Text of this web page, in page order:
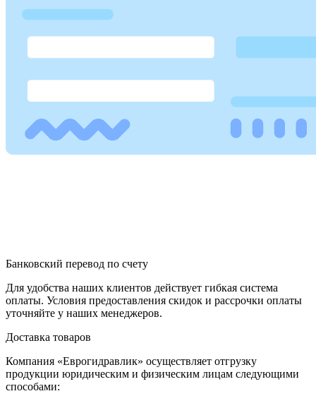
Банковский перевод по счету
Для удобства наших клиентов действует гибкая система
оплаты. Условия предоставления скидок и рассрочки оплаты
уточняйте у наших менеджеров.
Доставка товаров
Компания «Еврогидравлик» осуществляет отгрузку
продукции юридическим и физическим лицам следующими
способами: